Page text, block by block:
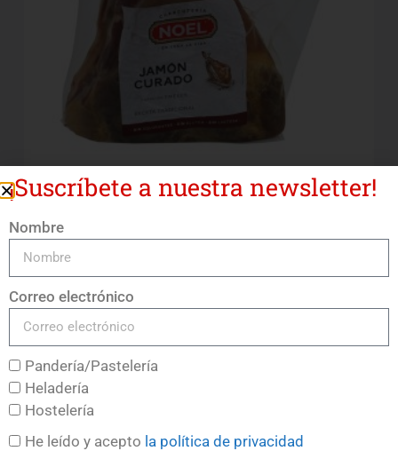
¡Suscríbete a nuestra newsletter!
Nombre
Correo electrónico
Pandería/Pastelería
Heladería
Hostelería
He leído y acepto la política de privacidad